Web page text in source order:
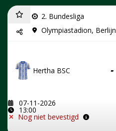
2. Bundesliga
Olympiastadion, Berlijn
Hertha BSC -
07-11-2026
13:00
Nog niet bevestigd